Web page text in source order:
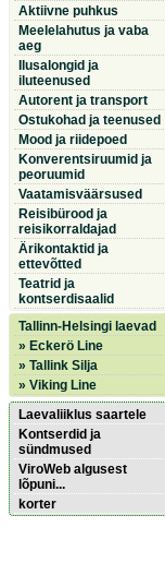
Aktiivne puhkus
Meelelahutus ja vaba
aeg
Ilusalongid ja
iluteenused
Autorent ja transport
Ostukohad ja teenused
Mood ja riidepoed
Konverentsiruumid ja
peoruumid
Vaatamisväärsused
Reisibürood ja
reisikorraldajad
Ärikontaktid ja
ettevõtted
Teatrid ja
kontserdisaalid
Tallinn-Helsingi laevad
» Eckerö Line
» Tallink Silja
» Viking Line
Laevaliiklus saartele
Kontserdid ja
sündmused
ViroWeb algusest
lõpuni...
korter